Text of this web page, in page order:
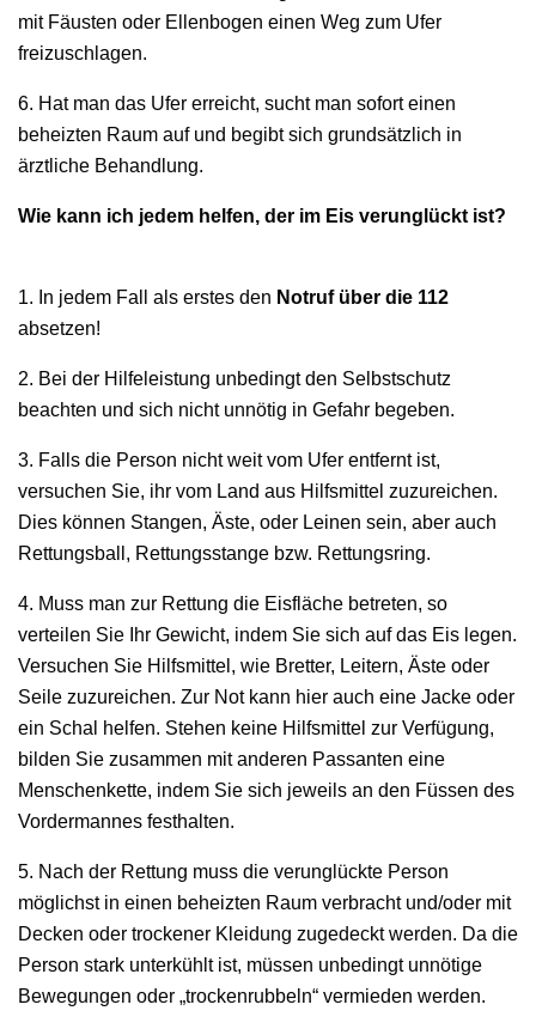
mit Fäusten oder Ellenbogen einen Weg zum Ufer
freizuschlagen.
6. Hat man das Ufer erreicht, sucht man sofort einen
beheizten Raum auf und begibt sich grundsätzlich in
ärztliche Behandlung.
Wie kann ich jedem helfen, der im Eis verunglückt ist?
1. In jedem Fall als erstes den Notruf über die 112
absetzen!
2. Bei der Hilfeleistung unbedingt den Selbstschutz
beachten und sich nicht unnötig in Gefahr begeben.
3. Falls die Person nicht weit vom Ufer entfernt ist,
versuchen Sie, ihr vom Land aus Hilfsmittel zuzureichen.
Dies können Stangen, Äste, oder Leinen sein, aber auch
Rettungsball, Rettungsstange bzw. Rettungsring.
4. Muss man zur Rettung die Eisfläche betreten, so
verteilen Sie Ihr Gewicht, indem Sie sich auf das Eis legen.
Versuchen Sie Hilfsmittel, wie Bretter, Leitern, Äste oder
Seile zuzureichen. Zur Not kann hier auch eine Jacke oder
ein Schal helfen. Stehen keine Hilfsmittel zur Verfügung,
bilden Sie zusammen mit anderen Passanten eine
Menschenkette, indem Sie sich jeweils an den Füssen des
Vordermannes festhalten.
5. Nach der Rettung muss die verunglückte Person
möglichst in einen beheizten Raum verbracht und/oder mit
Decken oder trockener Kleidung zugedeckt werden. Da die
Person stark unterkühlt ist, müssen unbedingt unnötige
Bewegungen oder „trockenrubbeln“ vermieden werden.